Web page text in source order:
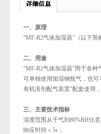
一、原理
“MF-R2气体加湿器”（以下
二、用途
“MF-R2气体加湿器”用于各
可单独使用加湿钢瓶气，也
有机溶剂配气装置”配套使用
三、主要技术指标
湿度范围从干气到80%RH任意
响应时间＜5s；